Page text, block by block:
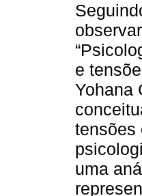
e
Yohana
tensões
uma